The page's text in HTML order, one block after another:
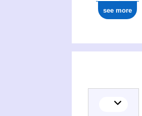
see more